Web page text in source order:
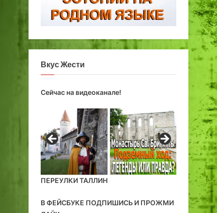
Вкус Жести
Сейчас на видеоканале!
ПЕРЕУЛКИ ТАЛЛИН
В ФЕЙСБУКЕ ПОДПИШИСЬ И ПРОЖМИ